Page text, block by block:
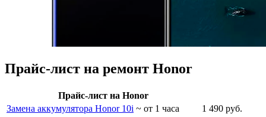
Прайс-лист на ремонт Honor
Прайс-лист на Honor
Замена аккумулятора Honor 10i ~ от 1 часа
1 490 руб.